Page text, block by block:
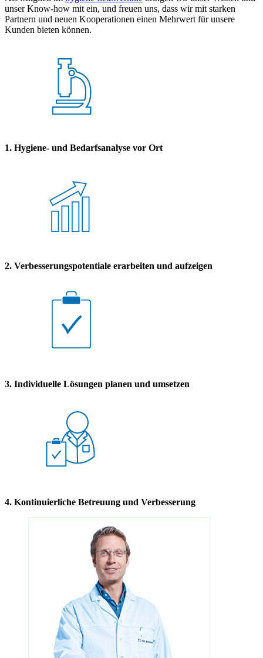
unser Know-how mit ein, und freuen uns, dass wir mit starken
Partnern und neuen Kooperationen einen Mehrwert für unsere
Kunden bieten können.
1. Hygiene- und Bedarfsanalyse vor Ort
2. Verbesserungspotentiale erarbeiten und aufzeigen
3. Individuelle Lösungen planen und umsetzen
4. Kontinuierliche Betreuung und Verbesserung